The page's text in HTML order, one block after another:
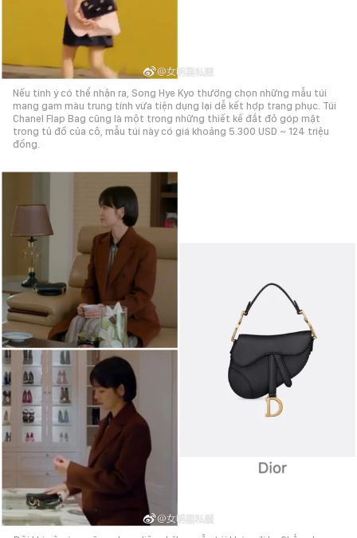
Nếu tinh ý có thể nhận ra, Song Hye Kyo thường chọn những mẫu túi
mang gam màu trung tính vừa tiện dụng lại dễ kết hợp trang phục. Túi
Chanel Flap Bag cũng là một trong những thiết kế đắt đỏ góp mặt
trong tủ đồ của cô, mẫu túi này có giá khoảng 5.300 USD ~ 124 triệu
đồng.